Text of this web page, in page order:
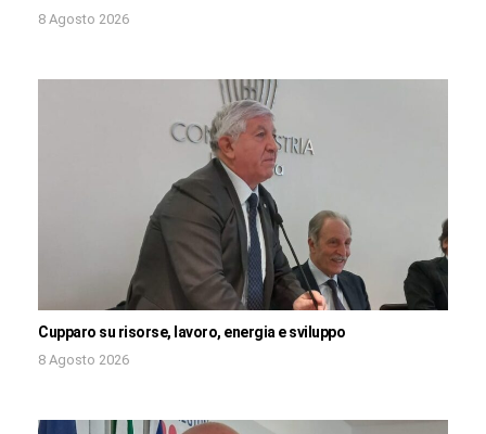
8 Agosto 2026
Cupparo su risorse, lavoro, energia e sviluppo
8 Agosto 2026